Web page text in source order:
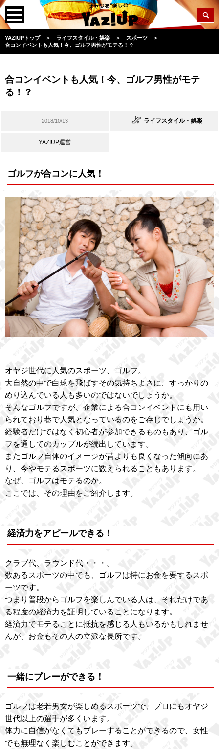
YAZIUPトップ ＞ ライフスタイル・娯楽 ＞ スポーツ
＞
合コンイベントも人気！今、ゴルフ男性がモテる！？
合コンイベントも人気！今、ゴルフ男性がモテ
る！？
2018/10/13 ライフスタイル・娯楽
YAZIUP運営
ゴルフが合コンに人気！
オヤジ世代に人気のスポーツ、ゴルフ。
大自然の中で白球を飛ばすその気持ちよさに、すっかりの
めり込んでいる人も多いのではないでしょうか。
そんなゴルフですが、企業による合コンイベントにも用い
られており巷で人気となっているのをご存じでしょうか。
経験者だけではなく初心者が参加できるものもあり、ゴル
フを通してのカップルが続出しています。
またゴルフ自体のイメージが昔よりも良くなった傾向にあ
り、今やモテるスポーツに数えられることもあります。
なぜ、ゴルフはモテるのか。
ここでは、その理由をご紹介します。
経済力をアピールできる！
クラブ代、ラウンド代・・・。
数あるスポーツの中でも、ゴルフは特にお金を要するスポ
ーツです。
つまり普段からゴルフを楽しんでいる人は、それだけであ
る程度の経済力を証明していることになります。
経済力でモテることに抵抗を感じる人もいるかもしれませ
んが、お金もその人の立派な長所です。
一緒にプレーができる！
ゴルフは老若男女が楽しめるスポーツで、プロにもオヤジ
世代以上の選手が多くいます。
体力に自信がなくてもプレーすることができるので、女性
でも無理なく楽しむことができます。